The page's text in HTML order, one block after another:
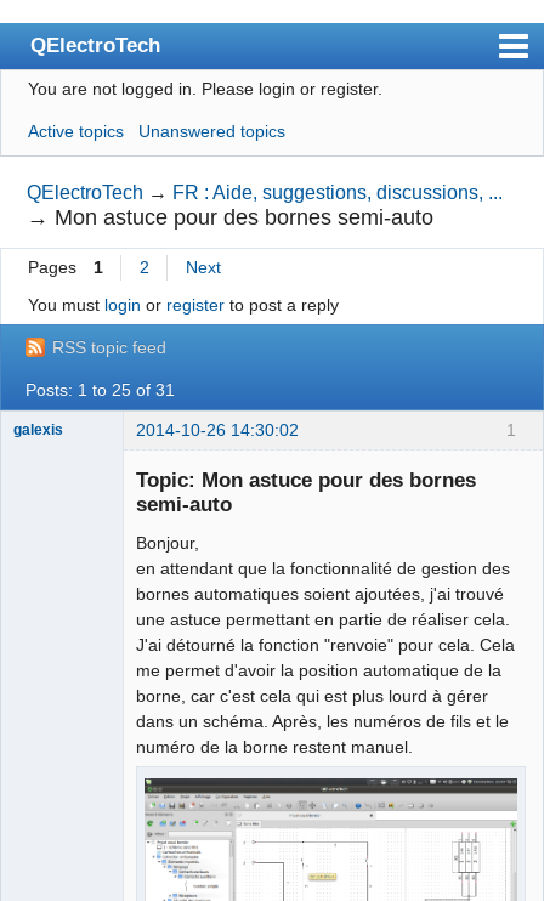
QElectroTech
Index
User list
Search
Register
Login
Site officiel
Wiki
BugTracker
Manual 0.8_cs
Google_Search
You are not logged in. Please login or register.
Active topics Unanswered topics
QElectroTech → FR : Aide, suggestions, discussions, ...
→ Mon astuce pour des bornes semi-auto
Pages 1 2
Next
You must login or registerto post a reply
RSS topic feed
Posts: 1 to 25 of 31
1
galexis 2014-10-26 14:30:02
Topic: Mon astuce pour des bornes
semi-auto
Bonjour,
en attendant que la fonctionnalité de gestion des
bornes automatiques soient ajoutées, j'ai trouvé
une astuce permettant en partie de réaliser cela.
J'ai détourné la fonction "renvoie" pour cela. Cela
me permet d'avoir la position automatique de la
borne, car c'est cela qui est plus lourd à gérer
dans un schéma. Après, les numéros de fils et le
numéro de la borne restent manuel.